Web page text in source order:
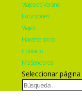
Viajes de Verano
Excursiones
Viajes
Hacerse socio
Contacto
Mis Senderos
Seleccionar página